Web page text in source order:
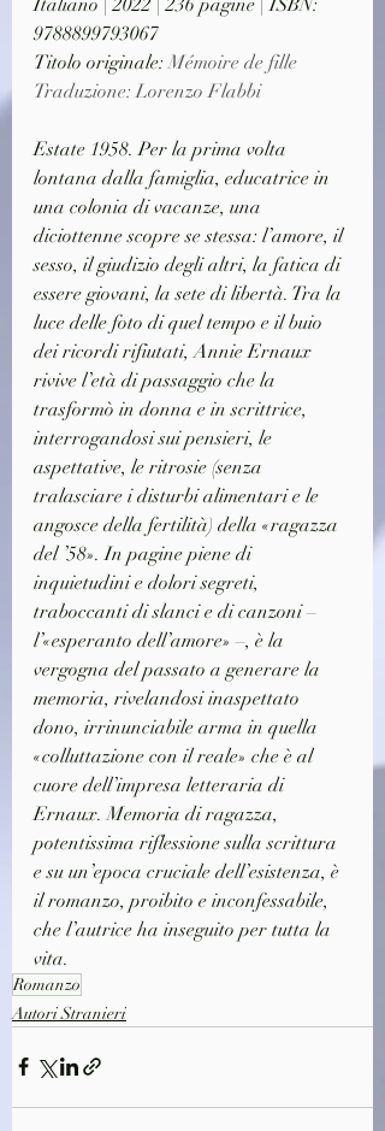
9788899793067
Titolo originale: Mémoire de fille
Traduzione: Lorenzo Flabbi
Estate 1958. Per la prima volta
lontana dalla famiglia, educatrice in
una colonia di vacanze, una
diciottenne scopre se stessa: l’amore, il
sesso, il giudizio degli altri, la fatica di
essere giovani, la sete di libertà. Tra la
luce delle foto di quel tempo e il buio
dei ricordi rifiutati, Annie Ernaux
rivive l’età di passaggio che la
trasformò in donna e in scrittrice,
interrogandosi sui pensieri, le
aspettative, le ritrosie (senza
tralasciare i disturbi alimentari e le
angosce della fertilità) della «ragazza
del ’58». In pagine piene di
inquietudini e dolori segreti,
traboccanti di slanci e di canzoni –
l’«esperanto dell’amore» –, è la
vergogna del passato a generare la
memoria, rivelandosi inaspettato
dono, irrinunciabile arma in quella
«colluttazione con il reale» che è al
cuore dell’impresa letteraria di
Ernaux. Memoria di ragazza,
potentissima riflessione sulla scrittura
e su un’epoca cruciale dell’esistenza, è
il romanzo, proibito e inconfessabile,
che l’autrice ha inseguito per tutta la
vita.
Romanzo
Autori Stranieri